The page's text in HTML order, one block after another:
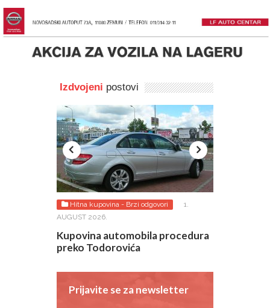
Izdvojeni postovi
Hitna kupovina - Brzi odgovori
1.
AUGUST 2026.
Kupovina automobila procedura
preko Todorovića
Prijavite se za newsletter